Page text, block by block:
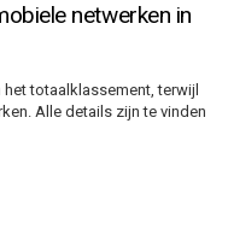
netwerken in
totaalklassement, terwijl
Alle details zijn te vinden